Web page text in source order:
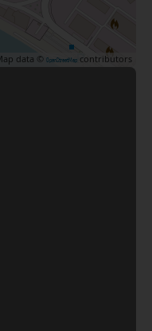
data © OpenStreetMap contributors